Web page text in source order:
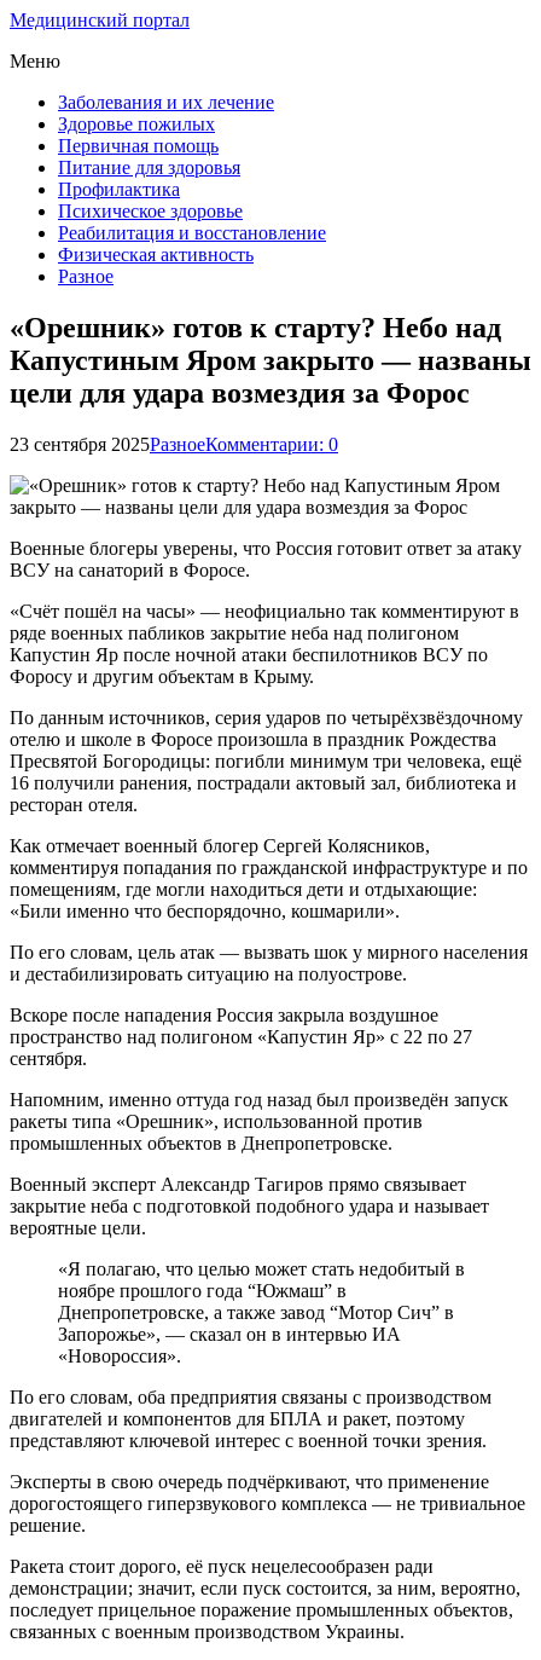
Медицинский портал
Меню
Заболевания и их лечение
Здоровье пожилых
Первичная помощь
Питание для здоровья
Профилактика
Психическое здоровье
Реабилитация и восстановление
Физическая активность
Разное
«Орешник» готов к старту? Небо над
Капустиным Яром закрыто — названы
цели для удара возмездия за Форос
23 сентября 2025РазноеКомментарии: 0
Военные блогеры уверены, что Россия готовит ответ за атаку
ВСУ на санаторий в Форосе.
«Счёт пошёл на часы» — неофициально так комментируют в
ряде военных пабликов закрытие неба над полигоном
Капустин Яр после ночной атаки беспилотников ВСУ по
Форосу и другим объектам в Крыму.
По данным источников, серия ударов по четырёхзвёздочному
отелю и школе в Форосе произошла в праздник Рождества
Пресвятой Богородицы: погибли минимум три человека, ещё
16 получили ранения, пострадали актовый зал, библиотека и
ресторан отеля.
Как отмечает военный блогер Сергей Колясников,
комментируя попадания по гражданской инфраструктуре и по
помещениям, где могли находиться дети и отдыхающие:
«Били именно что беспорядочно, кошмарили».
По его словам, цель атак — вызвать шок у мирного населения
и дестабилизировать ситуацию на полуострове.
Вскоре после нападения Россия закрыла воздушное
пространство над полигоном «Капустин Яр» с 22 по 27
сентября.
Напомним, именно оттуда год назад был произведён запуск
ракеты типа «Орешник», использованной против
промышленных объектов в Днепропетровске.
Военный эксперт Александр Тагиров прямо связывает
закрытие неба с подготовкой подобного удара и называет
вероятные цели.
«Я полагаю, что целью может стать недобитый в
ноябре прошлого года “Южмаш” в
Днепропетровске, а также завод “Мотор Сич” в
Запорожье», — сказал он в интервью ИА
«Новороссия».
По его словам, оба предприятия связаны с производством
двигателей и компонентов для БПЛА и ракет, поэтому
представляют ключевой интерес с военной точки зрения.
Эксперты в свою очередь подчёркивают, что применение
дорогостоящего гиперзвукового комплекса — не тривиальное
решение.
Ракета стоит дорого, её пуск нецелесообразен ради
демонстрации; значит, если пуск состоится, за ним, вероятно,
последует прицельное поражение промышленных объектов,
связанных с военным производством Украины.